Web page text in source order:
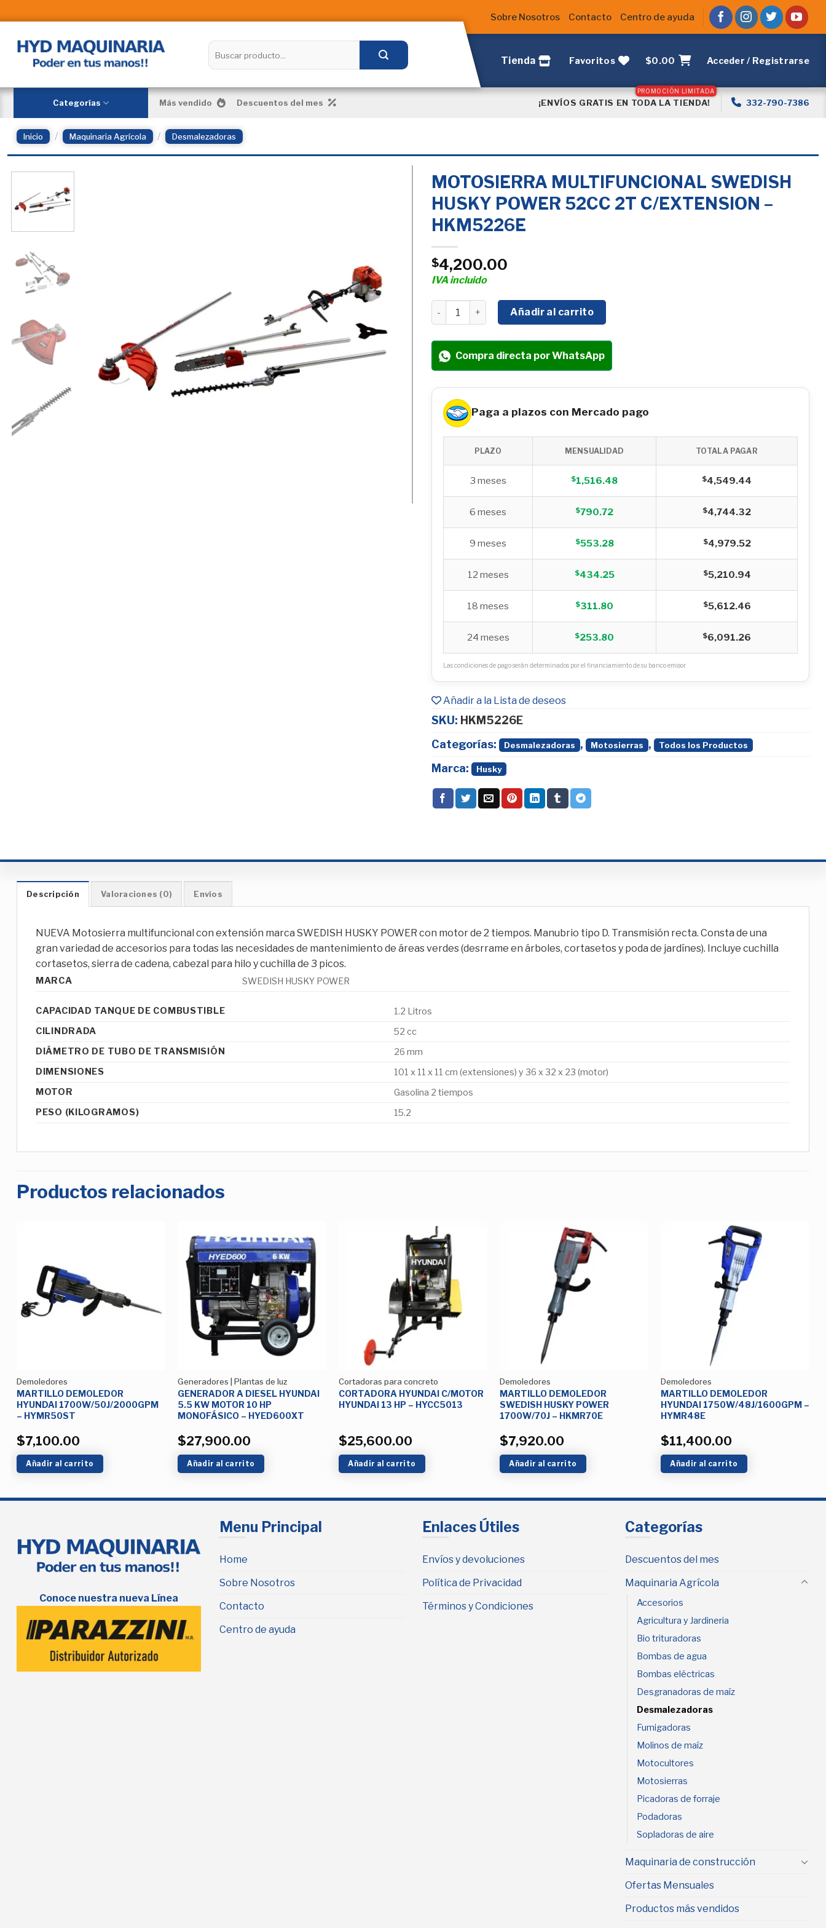
to
content
Sobre Nosotros Contacto Centro de ayuda
Buscar
por:
Tienda Favoritos $0.00 Acceder / Registrarse
Categorías Más vendido Descuentos del mes ¡ENVÍOS GRATIS EN TODA LA TIENDA! 332-790-7386
Inicio / Maquinaria Agrícola / Desmalezadoras
deseos
MOTOSIERRA MULTIFUNCIONAL SWEDISH
HUSKY POWER 52CC 2T C/EXTENSION –
HKM5226E
$4,200.00
IVA incluido
MOTOSIERRA MULTIFUNCIONAL SWEDISH HUSKY POWER 52CC 2T C/EXTENSION -
Añadir al carrito
Compra directa por WhatsApp
Paga a plazos con Mercado pago
PLAZO MENSUALIDAD TOTAL A PAGAR
3 meses $1,516.48 $4,549.44
6 meses $790.72 $4,744.32
9 meses $553.28 $4,979.52
12 meses $434.25 $5,210.94
18 meses $311.80 $5,612.46
24 meses $253.80 $6,091.26
Las condiciones de pago serán determinados por el financiamiento de su banco emisor.
Añadir a la Lista de deseos
SKU: HKM5226E
Categorías:
Desmalezadoras , Motosierras , Todos los Productos
Marca: Husky
Descripción Valoraciones (0) Envíos
NUEVA Motosierra multifuncional con extensión marca SWEDISH HUSKY POWER con motor de 2 tiempos. Manubrio tipo D. Transmisión recta. Consta de una
gran variedad de accesorios para todas las necesidades de mantenimiento de áreas verdes (desrrame en árboles, cortasetos y poda de jardínes). Incluye cuchilla
cortasetos, sierra de cadena, cabezal para hilo y cuchilla de 3 picos.
MARCA SWEDISH HUSKY POWER
CAPACIDAD TANQUE DE COMBUSTIBLE
1.2 Litros
CILINDRADA
52 cc
DIÁMETRO DE TUBO DE TRANSMISIÓN
26 mm
DIMENSIONES
101 x 11 x 11 cm (extensiones) y 36 x 32 x 23 (motor)
MOTOR
Gasolina 2 tiempos
PESO (KILOGRAMOS)
15.2
Productos relacionados
Demoledores
MARTILLO DEMOLEDOR
HYUNDAI 1700W/50J/2000GPM
– HYMR50ST
$7,100.00
Añadir al carrito
Añadir
a la
Lista de
deseos
Generadores | Plantas de luz
GENERADOR A DIESEL HYUNDAI
5.5 KW MOTOR 10 HP
MONOFÁSICO – HYED600XT
$27,900.00
Añadir al carrito
Lista de
deseos
Cortadoras para concreto
CORTADORA HYUNDAI C/MOTOR
HYUNDAI 13 HP – HYCC5013
$25,600.00
Añadir al carrito
Demoledores
MARTILLO DEMOLEDOR
SWEDISH HUSKY POWER
1700W/70J – HKMR70E
$7,920.00
Añadir al carrito
Demoledores
MARTILLO DEMOLEDOR
HYUNDAI 1750W/48J/1600GPM –
HYMR48E
$11,400.00
Añadir al carrito
Conoce nuestra nueva Línea
Menu Principal
Home
Sobre Nosotros
Contacto
Centro de ayuda
Enlaces Útiles
Envíos y devoluciones
Política de Privacidad
Términos y Condiciones
Categorías
Descuentos del mes
Maquinaria Agrícola
Accesorios
Agricultura y Jardineria
Bio trituradoras
Bombas de agua
Bombas eléctricas
Desgranadoras de maíz
Desmalezadoras
Fumigadoras
Molinos de maíz
Motocultores
Motosierras
Picadoras de forraje
Podadoras
Sopladoras de aire
Maquinaria de construcción
Ofertas Mensuales
Productos más vendidos